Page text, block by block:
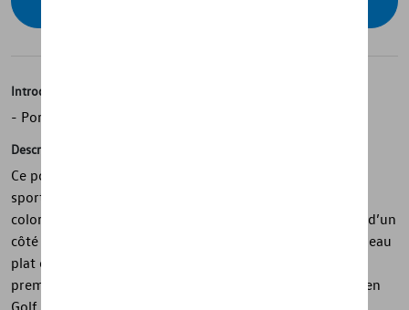
Introduction
- Porte-clés au design Golf
Description
Ce porte-clés rouge de la collection Golf associe design
sportif et finitions soignées. Il se compose d’un cordon
coloré et d’un élément en plastique contrasté, affichant d’un
côté la silhouette Golf et de l’autre le chiffre 2012. L’anneau
plat en métal gravé Volkswagen apporte une touche
premium. Un accessoire compact inspiré de la Volkswagen
Golf.